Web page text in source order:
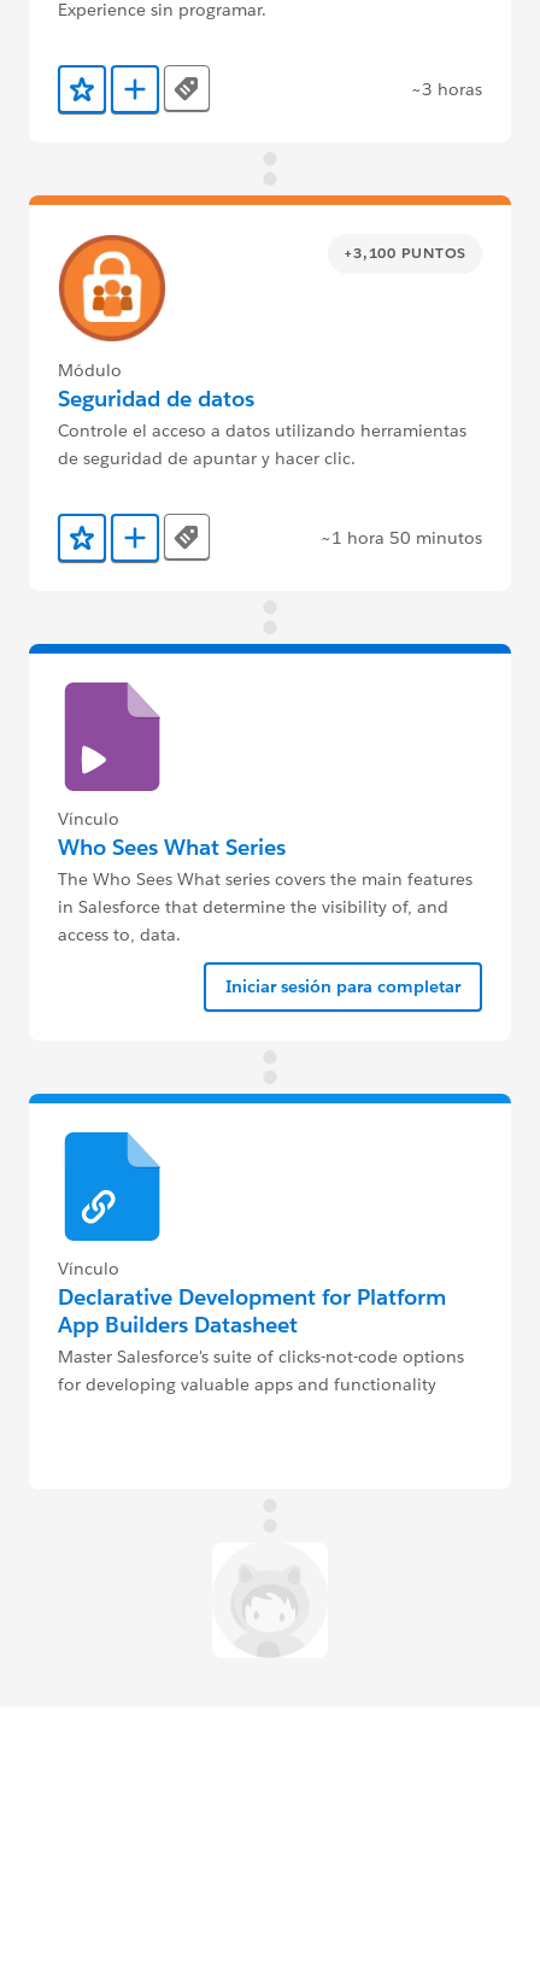
Experience sin programar.
Agregar a favoritos
Agregar a Trailmix
Tags ~3 horas
+3,100 PUNTOS
Módulo
Seguridad de datos
Controle el acceso a datos utilizando herramientas
de seguridad de apuntar y hacer clic.
Agregar a favoritos
Agregar a Trailmix
Tags ~1 hora 50 minutos
Vínculo
Who Sees What Series
The Who Sees What series covers the main features
in Salesforce that determine the visibility of, and
access to, data.
Iniciar sesión para completar
Vínculo
Declarative Development for Platform
App Builders Datasheet
Master Salesforce's suite of clicks-not-code options
for developing valuable apps and functionality